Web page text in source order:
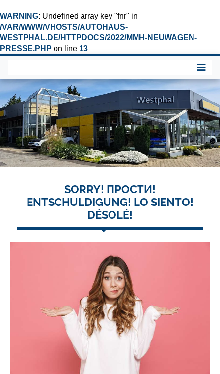
WARNING: Undefined array key "fnr" in
/VAR/WWW/VHOSTS/AUTOHAUS-
WESTPHAL.DE/HTTPDOCS/2022/MMH-NEUWAGEN-
PRESSE.PHP on line 13
SORRY! ПРОСТИ!
ENTSCHULDIGUNG! LO SIENTO!
DÉSOLÉ!